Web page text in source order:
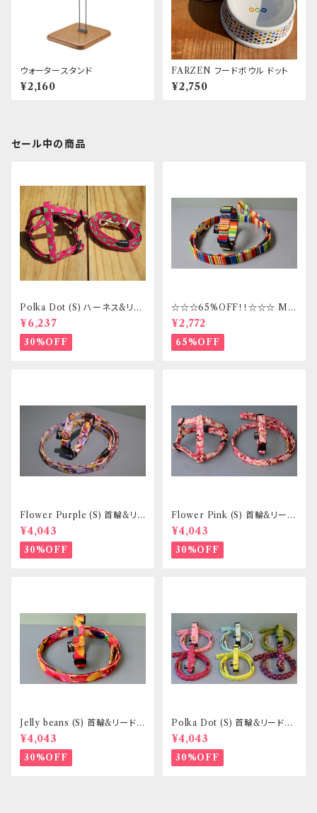
ウォータースタンド
¥2,160
FARZEN フードボウル ドット
¥2,750
セール中の商品
Polka Dot (S) ハーネス&リー
ドセット _ フントヒュッテオリジ
ナル
¥6,237
30%OFF
☆☆☆65%OFF！！☆☆☆ Mサ
イズ 首輪&リードセット _ フント
ヒュッテオリジナル
¥2,772
65%OFF
Flower Purple (S) 首輪&リ
ードセット _ 小型犬・小柄な中
型犬向き _ フントヒュッテオリジ
ナル
¥4,043
30%OFF
Flower Pink (S) 首輪&リード
セット _ 小型犬・小柄な中型犬
向き _ フントヒュッテオリジナル
¥4,043
30%OFF
Jelly beans (S) 首輪&リードセ
ット _ 小型犬・小柄な中型犬向
き _ フントヒュッテオリジナル
¥4,043
30%OFF
Polka Dot (S) 首輪&リードセ
ット _ 小型犬・小柄な中型犬向
き _ フントヒュッテオリジナル
¥4,043
30%OFF